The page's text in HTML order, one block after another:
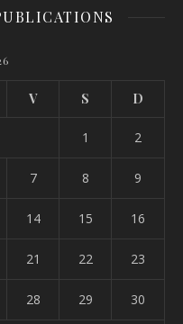
V S D
1 2
7 8 9
14 15 16
21 22 23
28 29 30